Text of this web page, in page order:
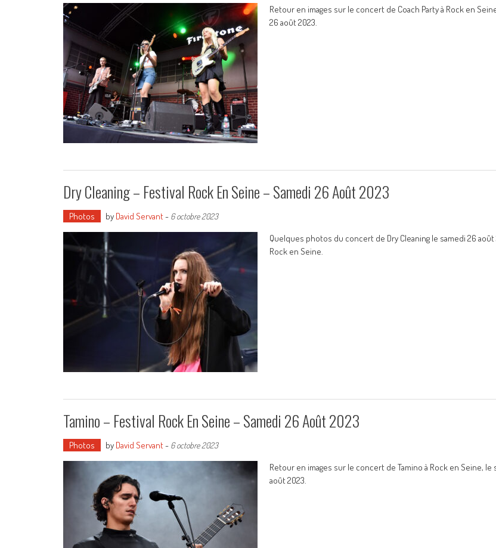
Retour en images sur le concert de Coach Party à Rock en
26 août 2023.
Dry Cleaning – Festival Rock En Seine – Samedi 26 Août 2023
Photos by David Servant- 6 octobre 2023
Quelques photos du concert de Dry Cleaning le samedi 26 août
Rock en Seine.
Tamino – Festival Rock En Seine – Samedi 26 Août 2023
Photos by David Servant- 6 octobre 2023
Retour en images sur le concert de Tamino à Rock en Seine, le
août 2023.